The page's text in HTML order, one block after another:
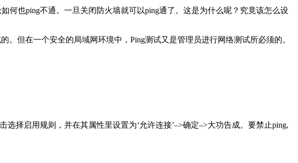
何也ping不通。一旦关闭防火墙就可以ping通了。这是为什么呢？究竟该怎么设
但在一个安全的局域网环境中，Ping测试又是管理员进行网络测试所必须的。
择启用规则，并在其属性里设置为‘允许连接’–>确定–>大功告成。要禁止ping,